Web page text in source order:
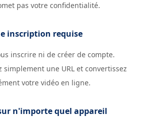
pas votre confidentialité.
inscription requise
inscrire ni de créer de compte.
simplement une URL et convertissez
votre vidéo en ligne.
n'importe quel appareil